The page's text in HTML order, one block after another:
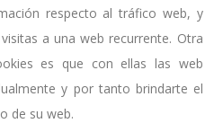
respecto al tráfico web, y
a una web recurrente. Otra
es que con ellas las web
y por tanto brindarte el
de su web.